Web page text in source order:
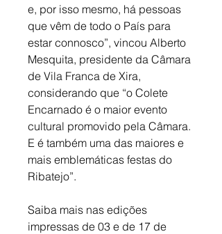
e, por isso mesmo, há pessoas
que vêm de todo o País para
estar connosco”, vincou Alberto
Mesquita, presidente da Câmara
de Vila Franca de Xira,
considerando que “o Colete
Encarnado é o maior evento
cultural promovido pela Câmara.
E é também uma das maiores e
mais emblemáticas festas do
Ribatejo”.
Saiba mais nas edições
impressas de 03 e de 17 de